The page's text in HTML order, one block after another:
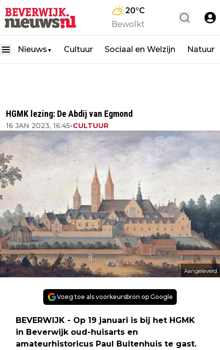
20°C
Bewolkt
Nieuws ▼ Cultuur Sociaal en Welzijn Natuur
HGMK lezing: De Abdij van Egmond
16 JAN 2023, 16:45•CULTUUR
Aangeleverd
Voeg toe als voorkeursbron op Google
BEVERWIJK - Op 19 januari is bij het HGMK
in Beverwijk oud-huisarts en
amateurhistoricus Paul Buitenhuis te gast.